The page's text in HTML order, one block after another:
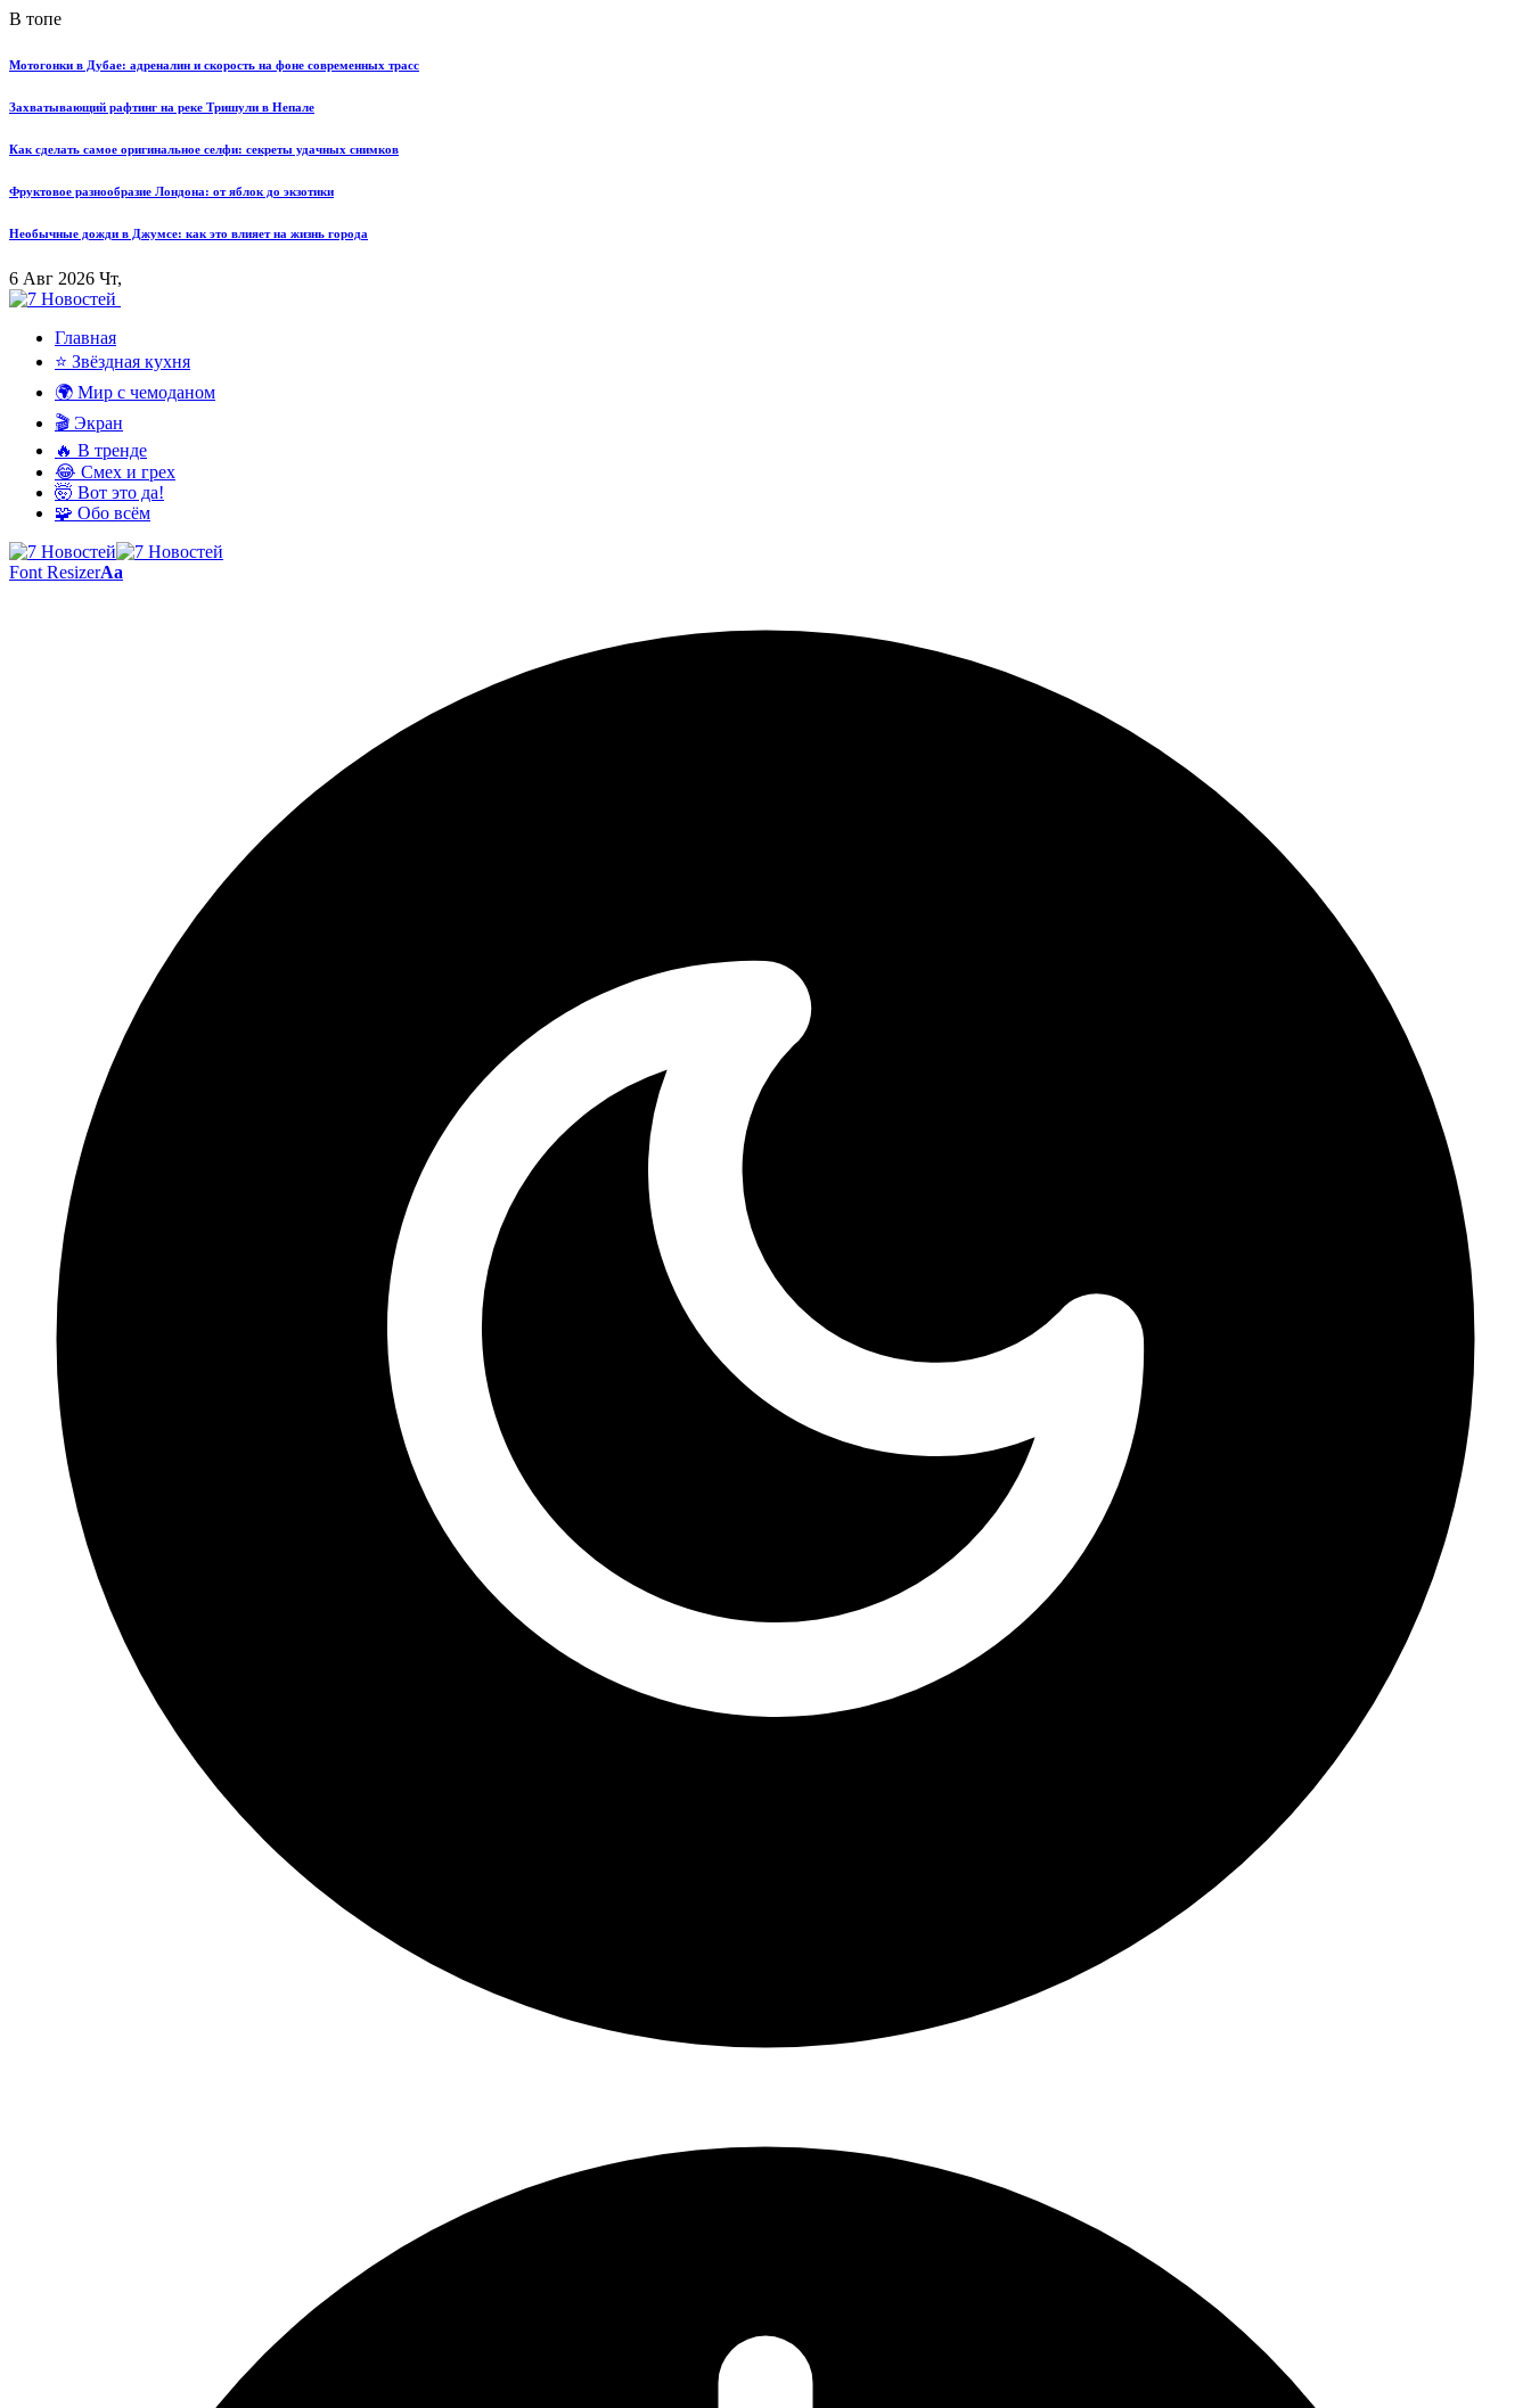
В топе
Мотогонки в Дубае: адреналин и скорость на фоне современных трасс
Захватывающий рафтинг на реке Тришули в Непале
Как сделать самое оригинальное селфи: секреты удачных снимков
Фруктовое разнообразие Лондона: от яблок до экзотики
Необычные дожди в Джумсе: как это влияет на жизнь города
6 Авг 2026 Чт,
Главная
⭐ Звёздная кухня
🌍 Мир с чемоданом
🎬 Экран
🔥 В тренде
😂 Смех и грех
🤯 Вот это да!
🧩 Обо всём
Font ResizerAa